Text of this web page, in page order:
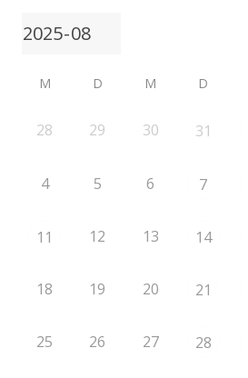
M D M D
28 29 30 31
4 5 6 7
11 12 13 14
18 19 20 21
25 26 27 28